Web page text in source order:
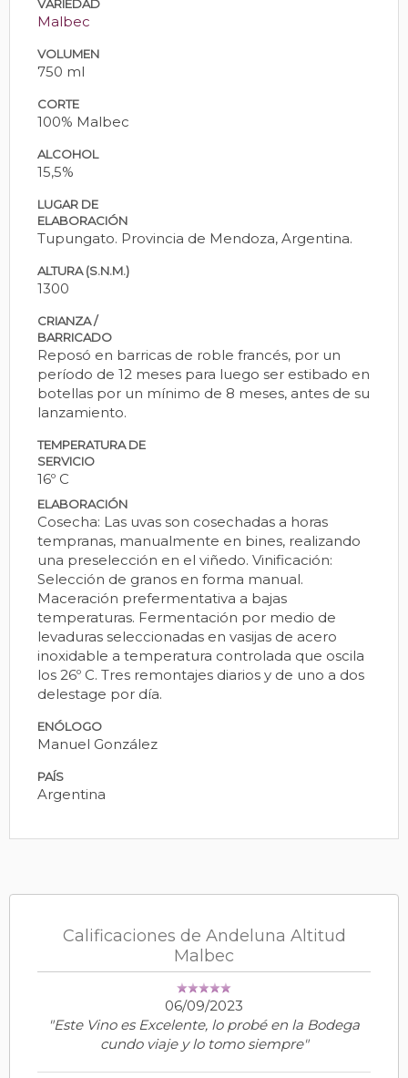
VARIEDAD
Malbec
VOLUMEN
750 ml
CORTE
100% Malbec
ALCOHOL
15,5%
LUGAR DE
ELABORACIÓN
Tupungato. Provincia de Mendoza, Argentina.
ALTURA (S.N.M.)
1300
CRIANZA /
BARRICADO
Reposó en barricas de roble francés, por un
período de 12 meses para luego ser estibado en
botellas por un mínimo de 8 meses, antes de su
lanzamiento.
TEMPERATURA DE
SERVICIO
16º C
ELABORACIÓN
Cosecha: Las uvas son cosechadas a horas
tempranas, manualmente en bines, realizando
una preselección en el viñedo. Vinificación:
Selección de granos en forma manual.
Maceración prefermentativa a bajas
temperaturas. Fermentación por medio de
levaduras seleccionadas en vasijas de acero
inoxidable a temperatura controlada que oscila
los 26º C. Tres remontajes diarios y de uno a dos
delestage por día.
ENÓLOGO
Manuel González
PAÍS
Argentina
Calificaciones de Andeluna Altitud
Malbec
06/09/2023
"Este Vino es Excelente, lo probé en la Bodega
cundo viaje y lo tomo siempre"